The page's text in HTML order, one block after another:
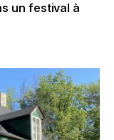
un festival à